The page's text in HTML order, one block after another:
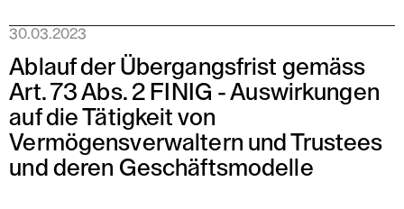
30.03.2023
Ablauf der Übergangsfrist gemäss
Art. 73 Abs. 2 FINIG - Auswirkungen
auf die Tätigkeit von
Vermögensverwaltern und Trustees
und deren Geschäftsmodelle